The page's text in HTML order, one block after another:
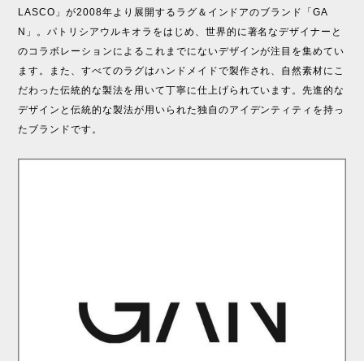
LASCO」が2008年より展開するラグ＆インドアのブランド「GA
N」。パトリシアウルキオラをはじめ、世界的に著名なデザイナーと
のコラボレーションによるこれまでにないデザインが注目を集めてい
ます。また、すべてのラグはハンドメイドで製作され、自然素材にこ
だわった伝統的な製法を用いて丁寧に仕上げられています。先進的な
デザインと伝統的な製法が用いられた独自のアイデンティティを持っ
たブランドです。